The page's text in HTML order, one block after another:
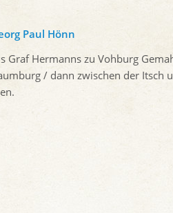
Paul Hönn
Graf Hermanns zu Vohburg
/ dann zwischen der